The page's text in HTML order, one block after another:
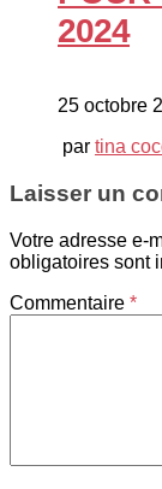
2024
25 octobre
par tina
Laisser un
Votre adresse e-
obligatoires sont
Commentaire *